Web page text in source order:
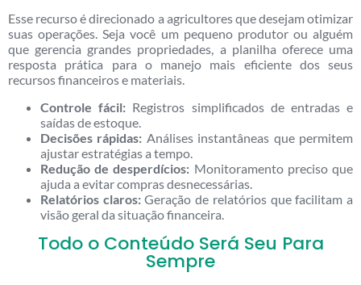
Esse recurso é direcionado a agricultores que desejam otimizar
suas operações. Seja você um pequeno produtor ou alguém
que gerencia grandes propriedades, a planilha oferece uma
resposta prática para o manejo mais eficiente dos seus
recursos financeiros e materiais.
Controle fácil: Registros simplificados de entradas e
saídas de estoque.
Decisões rápidas: Análises instantâneas que permitem
ajustar estratégias a tempo.
Redução de desperdícios: Monitoramento preciso que
ajuda a evitar compras desnecessárias.
Relatórios claros:Geração de relatórios que facilitam a
visão geral da situação financeira.
Todo o Conteúdo Será Seu Para
Sempre